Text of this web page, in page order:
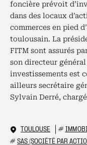
foncière prévoit
dans des locaux
commerces en pied
toulousain. La
FITM sont assurés
son directeur
investissements est
ailleurs secrétaire
Sylvain Derré,
TOULOUSE #
# SAS (SOCIÉTÉ PAR